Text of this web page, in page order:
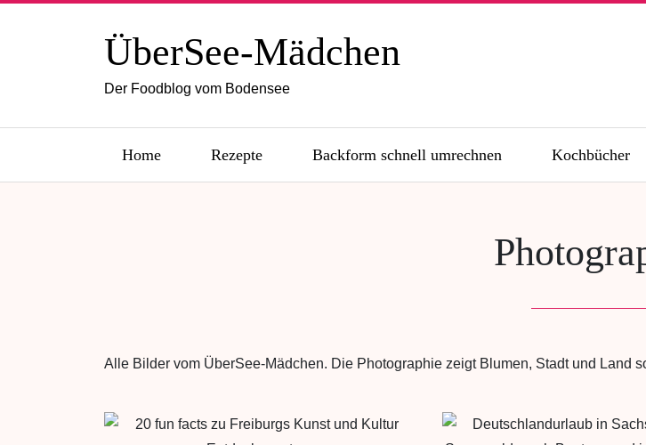
ÜberSee-Mädchen
Der Foodblog vom Bodensee
Home Rezepte Backform schnell umrechnen Kochbücher
Alle Bilder vom ÜberSee-Mädchen. Die Photographie zeigt Blumen, Stadt und Land